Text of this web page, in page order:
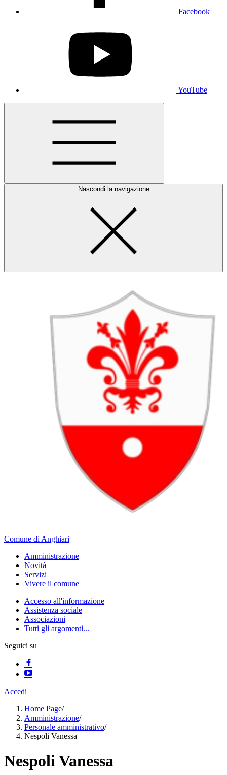
Facebook
YouTube
Nascondi la navigazione
Comune di Anghiari
Amministrazione
Novità
Servizi
Vivere il comune
Accesso all'informazione
Assistenza sociale
Associazioni
Tutti gli argomenti...
Seguici su
Accedi
Home Page/
Amministrazione/
Personale amministrativo/
Nespoli Vanessa
Nespoli Vanessa